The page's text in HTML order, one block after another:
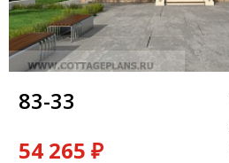
83-33
54 265 ₽